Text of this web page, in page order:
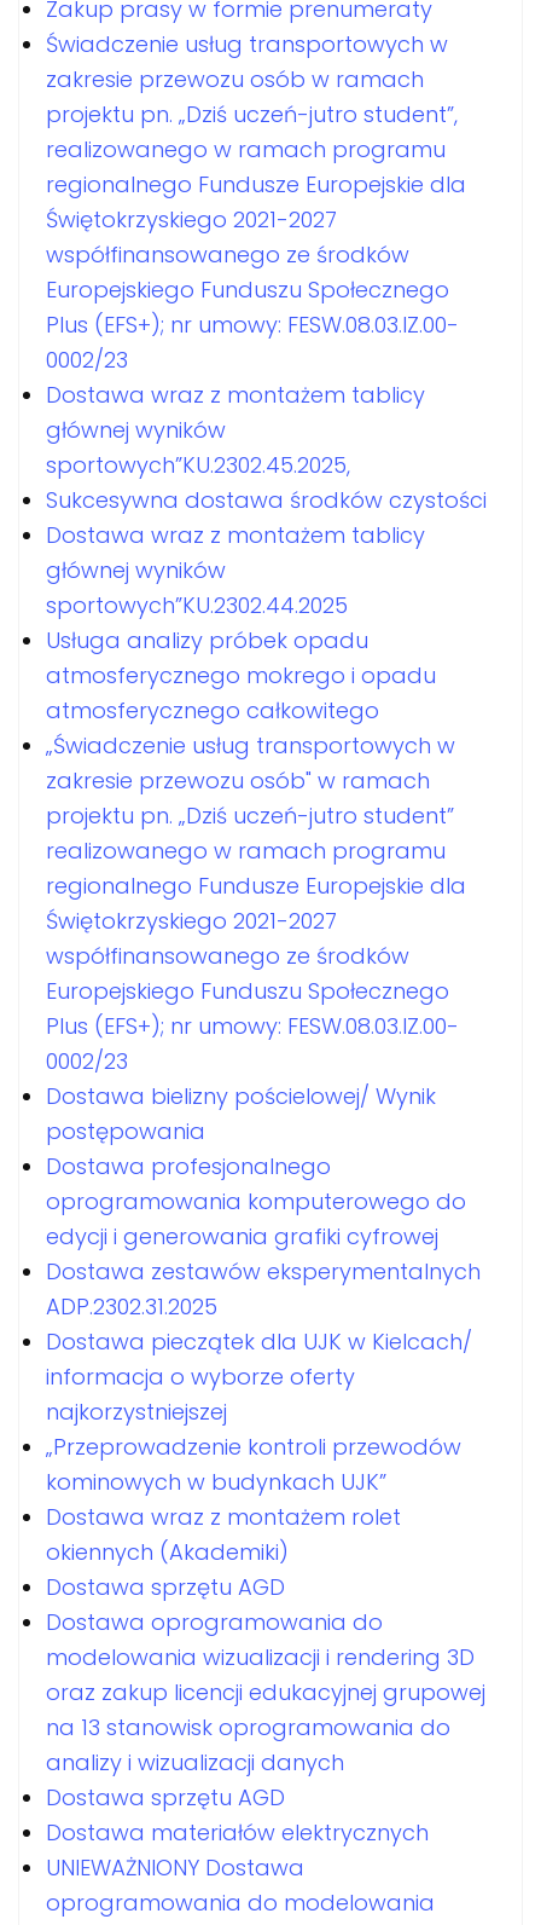
Zakup prasy w formie prenumeraty
Świadczenie usług transportowych w
zakresie przewozu osób w ramach
projektu pn. „Dziś uczeń-jutro student”,
realizowanego w ramach programu
regionalnego Fundusze Europejskie dla
Świętokrzyskiego 2021-2027
współfinansowanego ze środków
Europejskiego Funduszu Społecznego
Plus (EFS+); nr umowy: FESW.08.03.IZ.00-
0002/23
Dostawa wraz z montażem tablicy
głównej wyników
sportowych”KU.2302.45.2025,
Sukcesywna dostawa środków czystości
Dostawa wraz z montażem tablicy
głównej wyników
sportowych”KU.2302.44.2025
Usługa analizy próbek opadu
atmosferycznego mokrego i opadu
atmosferycznego całkowitego
„Świadczenie usług transportowych w
zakresie przewozu osób" w ramach
projektu pn. „Dziś uczeń-jutro student”
realizowanego w ramach programu
regionalnego Fundusze Europejskie dla
Świętokrzyskiego 2021-2027
współfinansowanego ze środków
Europejskiego Funduszu Społecznego
Plus (EFS+); nr umowy: FESW.08.03.IZ.00-
0002/23
Dostawa bielizny pościelowej/ Wynik
postępowania
Dostawa profesjonalnego
oprogramowania komputerowego do
edycji i generowania grafiki cyfrowej
Dostawa zestawów eksperymentalnych
ADP.2302.31.2025
Dostawa pieczątek dla UJK w Kielcach/
informacja o wyborze oferty
najkorzystniejszej
„Przeprowadzenie kontroli przewodów
kominowych w budynkach UJK”
Dostawa wraz z montażem rolet
okiennych (Akademiki)
Dostawa sprzętu AGD
Dostawa oprogramowania do
modelowania wizualizacji i rendering 3D
oraz zakup licencji edukacyjnej grupowej
na 13 stanowisk oprogramowania do
analizy i wizualizacji danych
Dostawa sprzętu AGD
Dostawa materiałów elektrycznych
UNIEWAŻNIONY Dostawa
oprogramowania do modelowania